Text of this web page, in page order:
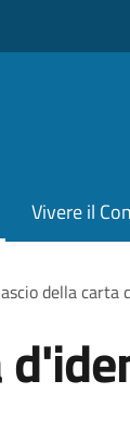
Vivere il
della carta